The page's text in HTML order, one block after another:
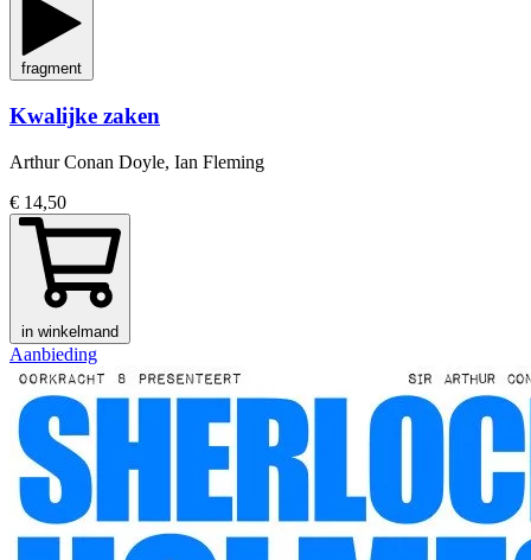
fragment
Kwalijke zaken
Arthur Conan Doyle, Ian Fleming
€ 14,50
in winkelmand
Aanbieding